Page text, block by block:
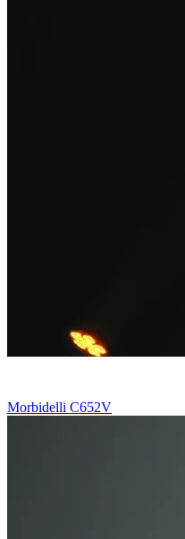
Morbidelli C652V